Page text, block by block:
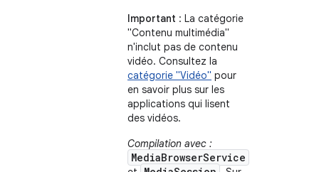
Important : La catégorie
"Contenu multimédia"
n'inclut pas de contenu
vidéo. Consultez la
catégorie "Vidéo" pour
en savoir plus sur les
applications qui lisent
des vidéos.
Compilation avec :
MediaBrowserService